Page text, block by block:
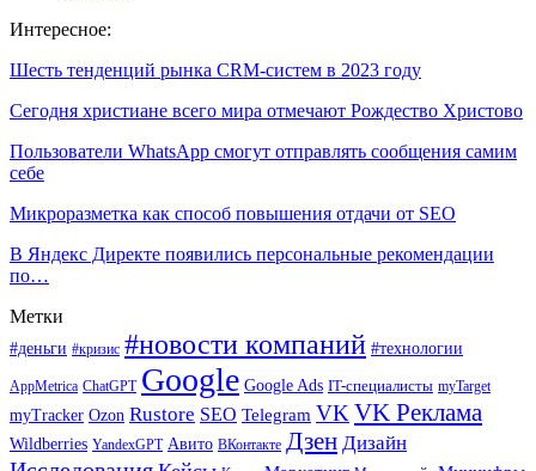
Интересное:
Шесть тенденций рынка CRM-систем в 2023 году
Сегодня христиане всего мира отмечают Рождество Христово
Пользователи WhatsApp смогут отправлять сообщения самим
себе
Микроразметка как способ повышения отдачи от SEO
В Яндекс Директе появились персональные рекомендации
по…
Метки
#деньги #кризис #новости компаний #технологии
AppMetrica ChatGPT Google Google Ads IT-специалисты myTarget
myTracker Ozon Rustore SEO Telegram VK VK Реклама
Wildberries YandexGPT Авито ВКонтакте Дзен Дизайн